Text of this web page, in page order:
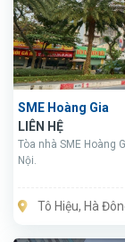
SME Hoàng Gia
LIÊN HỆ
Tòa nhà SME Hoàng
Nội.
Tô Hiệu, Hà